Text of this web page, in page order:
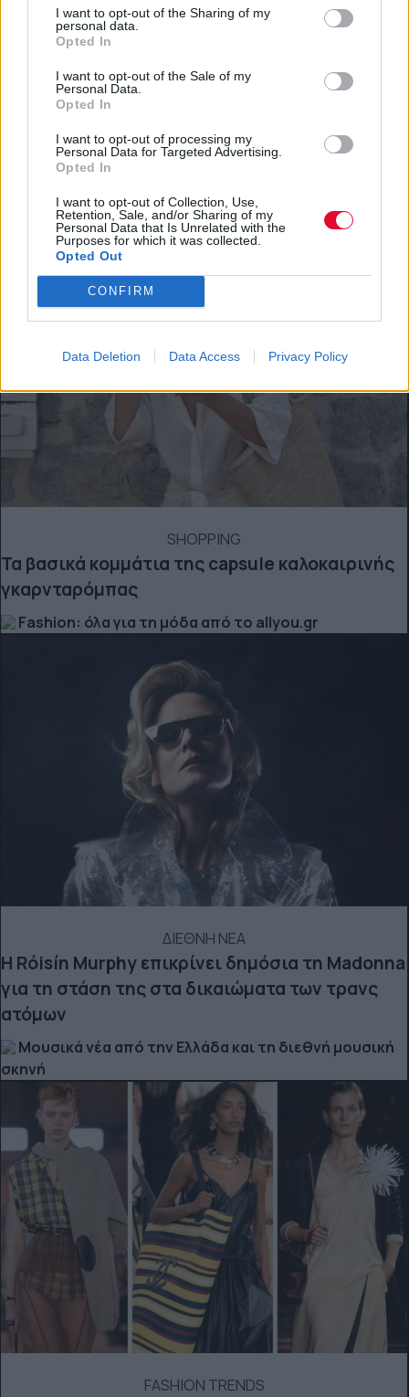
I want to opt-out of the Sharing of my
personal data.
Opted In
I want to opt-out of the Sale of my
Personal Data.
Opted In
I want to opt-out of processing my
Personal Data for Targeted Advertising.
Opted In
I want to opt-out of Collection, Use,
Retention, Sale, and/or Sharing of my
Personal Data that Is Unrelated with the
Purposes for which it was collected.
Opted Out
CONFIRM
Data Deletion Data Access Privacy Policy
Οι Green Day απέκτησαν το δικό τους 24ωρο
κανάλι στο YouTube με σπάνιο αρχειακό υλικό
Μουσικά νέα από την Ελλάδα και τη διεθνή μουσική
SHOPPING
Τα βασικά κομμάτια της capsule καλοκαιρινής
γκαρνταρόμπας
Fashion: όλα για τη μόδα από το allyou.gr
ΔΙΕΘΝΗ ΝΕΑ
Η Róisín Murphy επικρίνει δημόσια τη Madonna
για τη στάση της στα δικαιώματα των τρανς
ατόμων
Μουσικά νέα από την Ελλάδα και τη διεθνή μουσική
σκηνή
FASHION TRENDS